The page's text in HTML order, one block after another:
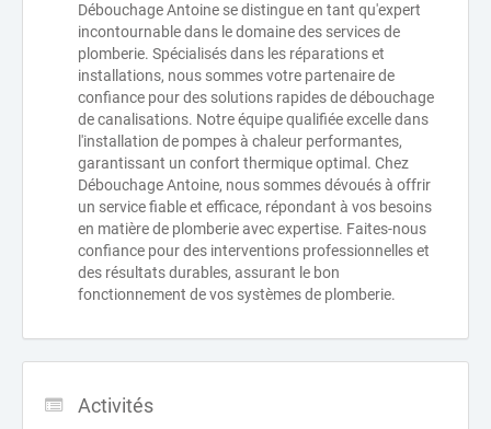
Débouchage Antoine se distingue en tant qu'expert
incontournable dans le domaine des services de
plomberie. Spécialisés dans les réparations et
installations, nous sommes votre partenaire de
confiance pour des solutions rapides de débouchage
de canalisations. Notre équipe qualifiée excelle dans
l'installation de pompes à chaleur performantes,
garantissant un confort thermique optimal. Chez
Débouchage Antoine, nous sommes dévoués à offrir
un service fiable et efficace, répondant à vos besoins
en matière de plomberie avec expertise. Faites-nous
confiance pour des interventions professionnelles et
des résultats durables, assurant le bon
fonctionnement de vos systèmes de plomberie.
Activités